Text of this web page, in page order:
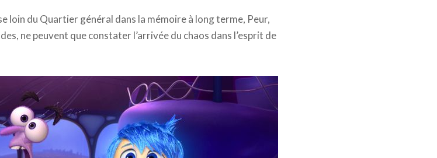
loin du Quartier général dans la mémoire à long terme, Peur,
ne peuvent que constater l’arrivée du chaos dans l’esprit de